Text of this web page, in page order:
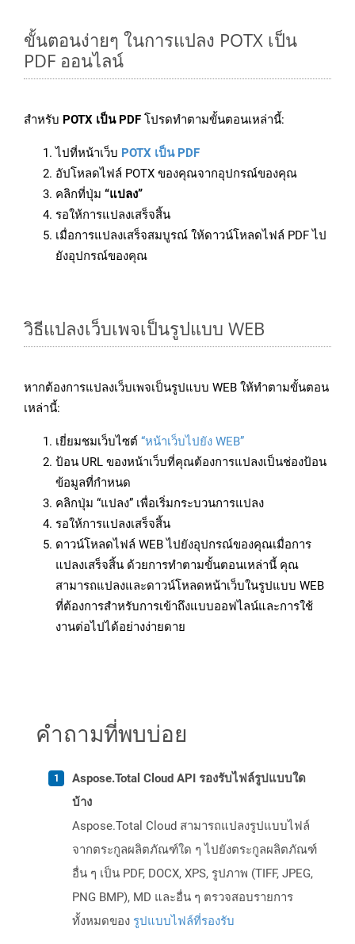
ขั้นตอนง่ายๆ ในการแปลง POTX เป็น
PDF ออนไลน์
สำหรับ POTX เป็น PDF โปรดทำตามขั้นตอนเหล่านี้:
ไปที่หน้าเว็บ POTX เป็น PDF
อัปโหลดไฟล์ POTX ของคุณจากอุปกรณ์ของคุณ
คลิกที่ปุ่ม “แปลง”
รอให้การแปลงเสร็จสิ้น
เมื่อการแปลงเสร็จสมบูรณ์ ให้ดาวน์โหลดไฟล์ PDF ไป
ยังอุปกรณ์ของคุณ
วิธีแปลงเว็บเพจเป็นรูปแบบ WEB
หากต้องการแปลงเว็บเพจเป็นรูปแบบ WEB ให้ทำตามขั้นตอน
เหล่านี้:
เยี่ยมชมเว็บไซต์ “หน้าเว็บไปยัง WEB”
ป้อน URL ของหน้าเว็บที่คุณต้องการแปลงเป็นช่องป้อน
ข้อมูลที่กำหนด
คลิกปุ่ม “แปลง” เพื่อเริ่มกระบวนการแปลง
รอให้การแปลงเสร็จสิ้น
ดาวน์โหลดไฟล์ WEB ไปยังอุปกรณ์ของคุณเมื่อการ
แปลงเสร็จสิ้น ด้วยการทำตามขั้นตอนเหล่านี้ คุณ
สามารถแปลงและดาวน์โหลดหน้าเว็บในรูปแบบ WEB
ที่ต้องการสำหรับการเข้าถึงแบบออฟไลน์และการใช้
งานต่อไปได้อย่างง่ายดาย
คำถามที่พบบ่อย
Aspose.Total Cloud API รองรับไฟล์รูปแบบใด
บ้าง
Aspose.Total Cloud สามารถแปลงรูปแบบไฟล์
จากตระกูลผลิตภัณฑ์ใด ๆ ไปยังตระกูลผลิตภัณฑ์
อื่น ๆ เป็น PDF, DOCX, XPS, รูปภาพ (TIFF, JPEG,
PNG BMP), MD และอื่น ๆ ตรวจสอบรายการ
ทั้งหมดของ รูปแบบไฟล์ที่รองรับ